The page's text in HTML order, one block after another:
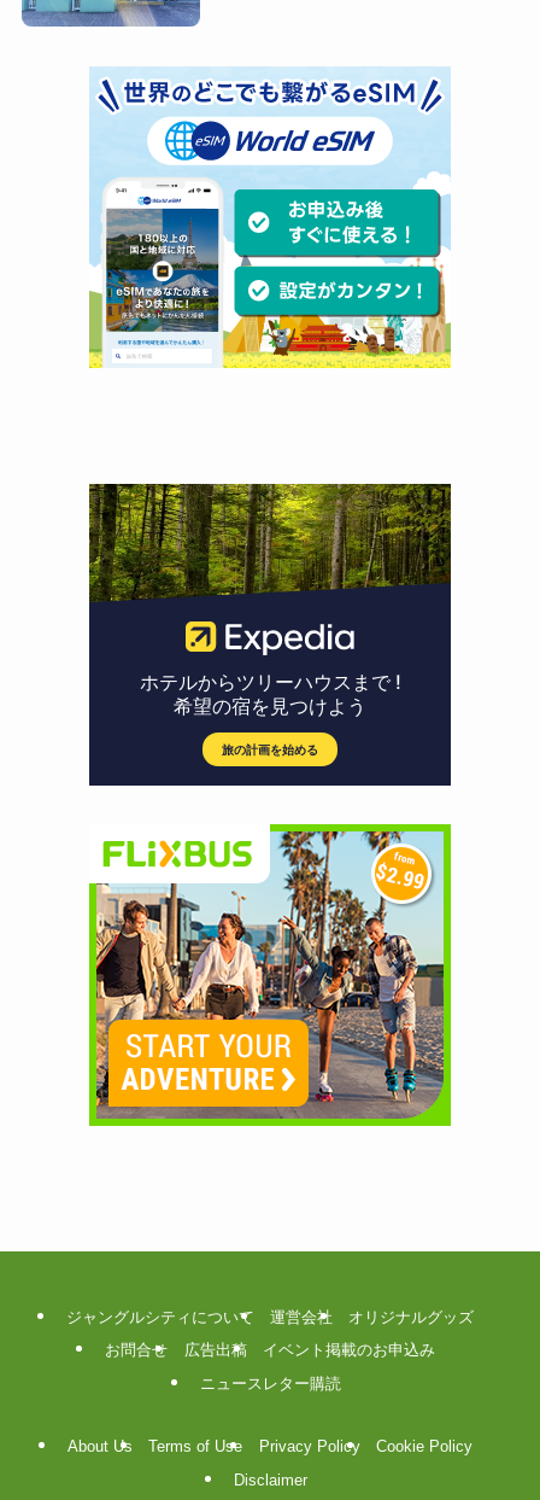
ジャングルシティについて 運営会社
オリジナルグッズ
お問合せ
広告出稿
イベント掲載のお申込み
ニュースレター購読
About Us Terms of Use Privacy Policy
Cookie Policy
Disclaimer